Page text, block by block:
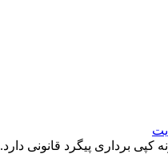
برداری پیگرد قانونی دارد.